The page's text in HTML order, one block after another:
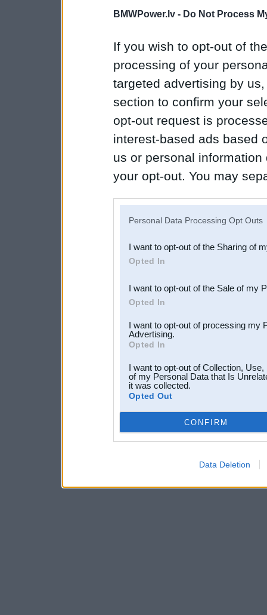
BMWPower.lv - Do Not Process
If you wish to opt-out of
processing of your
targeted advertising by
section to confirm your
opt-out request is
interest-based ads based
us or personal
your opt-out. You may
Downstream Participants
third parties.
Personal Data Processing Opt Outs
I want to opt-out of the Sharing of
Opted In
I want to opt-out of the Sale of my
Opted In
I want to opt-out of processing my
Advertising.
Opted In
I want to opt-out of Collection,
of my Personal Data that Is
it was collected.
Opted Out
CONFIRM
Data Deletion